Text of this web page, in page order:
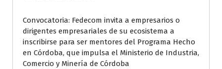
Convocatoria: Fedecom invita a empresarios o
dirigentes empresariales de su ecosistema a
inscribirse para ser mentores del Programa Hecho
en Córdoba, que impulsa el Ministerio de Industria,
Comercio y Minería de Córdoba